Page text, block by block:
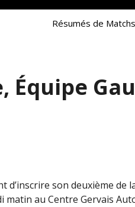
Résumés de Matchs
Équipe
son deuxième
matin au Centre Gervais